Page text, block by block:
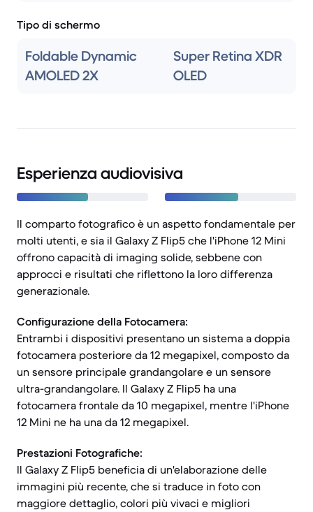
Tipo di schermo
Foldable Dynamic
AMOLED 2X
Super Retina XDR
OLED
Esperienza audiovisiva
Il comparto fotografico è un aspetto fondamentale per
molti utenti, e sia il Galaxy Z Flip5 che l'iPhone 12 Mini
offrono capacità di imaging solide, sebbene con
approcci e risultati che riflettono la loro differenza
generazionale.
Configurazione della Fotocamera:
Entrambi i dispositivi presentano un sistema a doppia
fotocamera posteriore da 12 megapixel, composto da
un sensore principale grandangolare e un sensore
ultra-grandangolare. Il Galaxy Z Flip5 ha una
fotocamera frontale da 10 megapixel, mentre l'iPhone
12 Mini ne ha una da 12 megapixel.
Prestazioni Fotografiche:
Il Galaxy Z Flip5 beneficia di un'elaborazione delle
immagini più recente, che si traduce in foto con
maggiore dettaglio, colori più vivaci e migliori